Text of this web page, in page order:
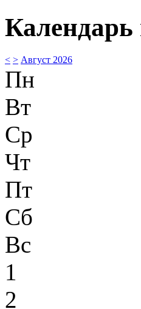
Календарь
< > Август 2026
Пн
Вт
Ср
Чт
Пт
Сб
Вс
1
2